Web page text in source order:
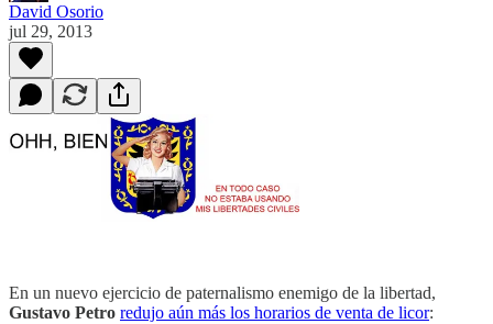
David Osorio
jul 29, 2013
En un nuevo ejercicio de paternalismo enemigo de la libertad,
Gustavo Petro redujo aún más los horarios de venta de licor: